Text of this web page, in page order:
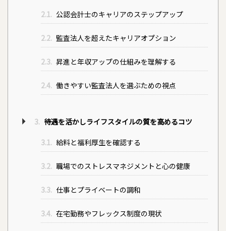
2.1. 公認会計士のキャリアのステップアップ
2.2. 監査法人を超えたキャリアオプション
2.3. 昇進と年収アップの仕組みを理解する
2.4. 働きやすい監査法人を選ぶための視点
3. 待遇を活かしライフスタイルの質を高めるコツ
3.1. 給料と福利厚生を確認する
3.2. 職場でのストレスマネジメントと心の健康
3.3. 仕事とプライベートの調和
3.4. 在宅勤務やフレックス制度の現状